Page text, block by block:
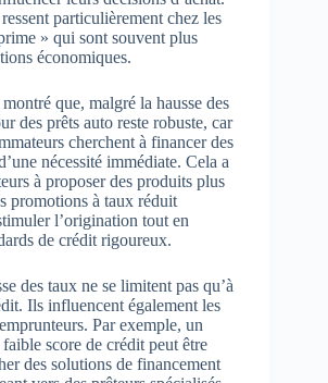
particulièrement chez les
» qui sont souvent plus
économiques.
que, malgré la hausse des
des prêts auto reste robuste, car
cherchent à financer des
nécessité immédiate. Cela a
à proposer des produits plus
promotions à taux réduit
l’origination tout en
de crédit rigoureux.
des taux ne se limitent pas qu’à
Ils influencent également les
Par exemple, un
score de crédit peut être
des solutions de financement